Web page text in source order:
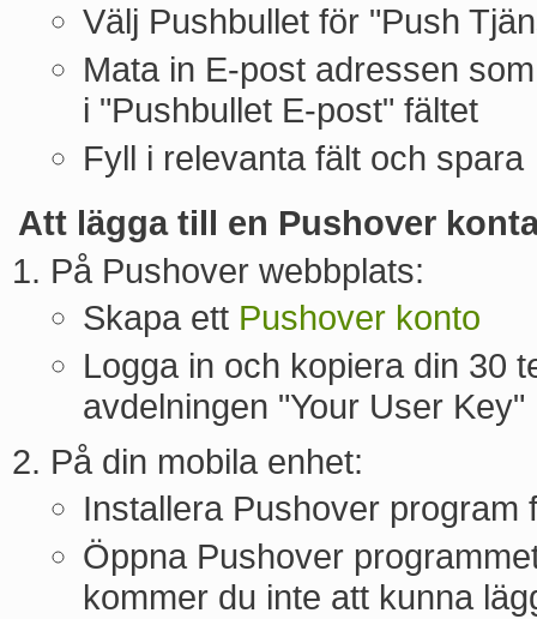
Välj Pushbullet för "Push
Mata in E-post adressen
i "Pushbullet E-post" fältet
Fyll i relevanta fält och spara
Att lägga till en Pushover
På Pushover webbplats:
Skapa ett Pushover konto
Logga in och kopiera din 30
avdelningen "Your User Key"
På din mobila enhet:
Installera Pushover program
Öppna Pushover
kommer du inte att kunna